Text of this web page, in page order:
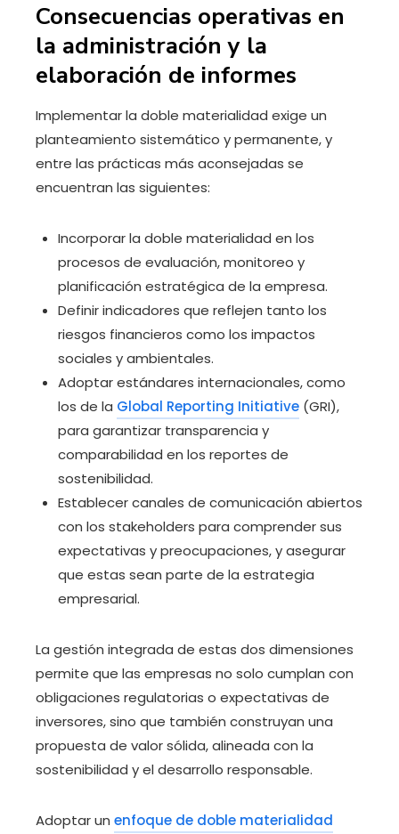
Consecuencias operativas en
la administración y la
elaboración de informes
Implementar la doble materialidad exige un
planteamiento sistemático y permanente, y
entre las prácticas más aconsejadas se
encuentran las siguientes:
Incorporar la doble materialidad en los
procesos de evaluación, monitoreo y
planificación estratégica de la empresa.
Definir indicadores que reflejen tanto los
riesgos financieros como los impactos
sociales y ambientales.
Adoptar estándares internacionales, como
los de la Global Reporting Initiative (GRI),
para garantizar transparencia y
comparabilidad en los reportes de
sostenibilidad.
Establecer canales de comunicación abiertos
con los stakeholders para comprender sus
expectativas y preocupaciones, y asegurar
que estas sean parte de la estrategia
empresarial.
La gestión integrada de estas dos dimensiones
permite que las empresas no solo cumplan con
obligaciones regulatorias o expectativas de
inversores, sino que también construyan una
propuesta de valor sólida, alineada con la
sostenibilidad y el desarrollo responsable.
Adoptar un enfoque de doble materialidad